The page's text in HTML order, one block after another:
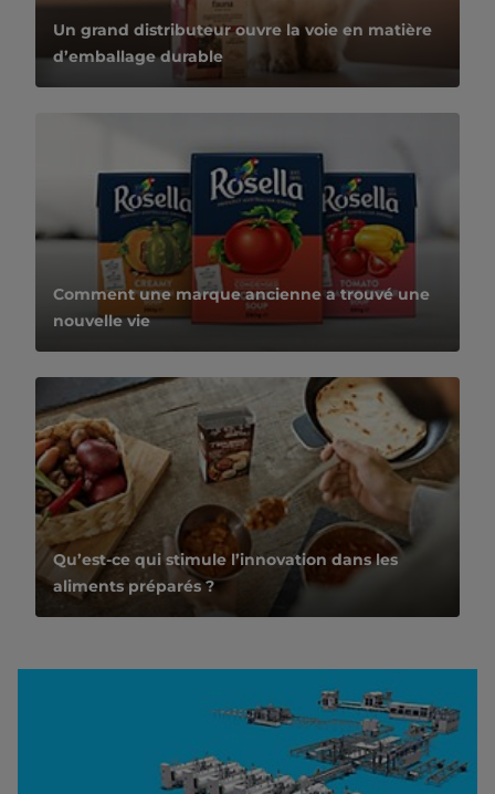
Un grand distributeur ouvre la voie en matière
d’emballage durable
Comment une marque ancienne a trouvé une
nouvelle vie
Qu’est-ce qui stimule l’innovation dans les
aliments préparés ?